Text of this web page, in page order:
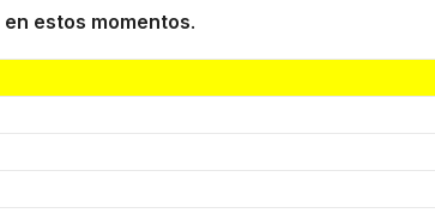
en estos momentos.